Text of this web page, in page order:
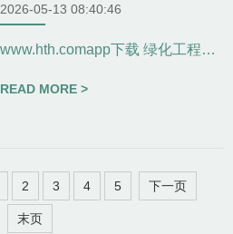
2026-05-13 08:40:46
www.hth.comapp下载 绿化工程如何应对城市化进程中的挑战？-
READ MORE >
2 3 4 5 下一页
末页